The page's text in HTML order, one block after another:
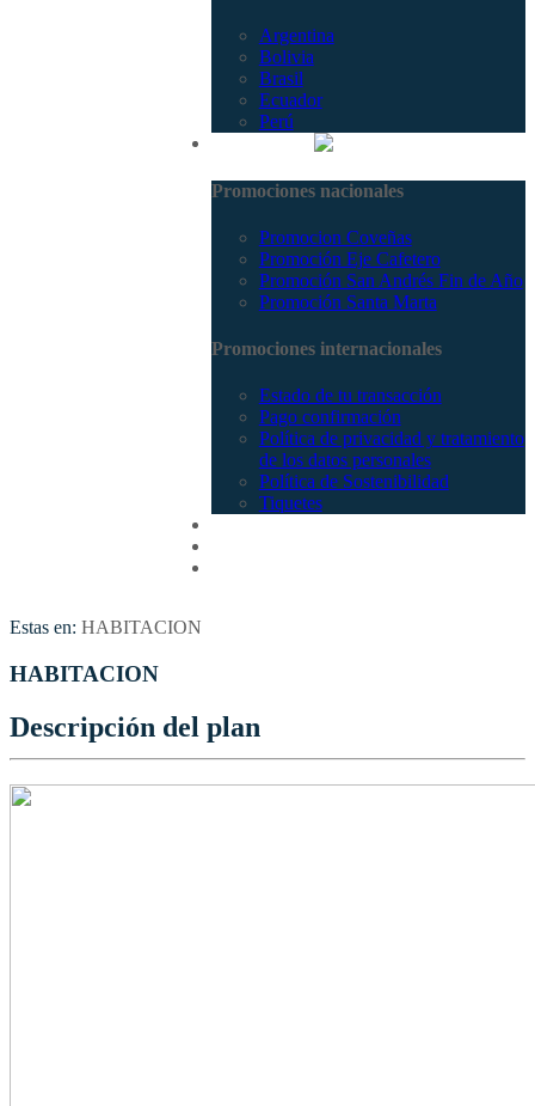
Argentina
Bolivia
Brasil
Ecuador
Perú
Promociones nacionales
Promocion Coveñas
Promoción Eje Cafetero
Promoción San Andrés Fin de Año
Promoción Santa Marta
Promociones internacionales
Estado de tu transacción
Pago confirmación
Política de privacidad y tratamiento
de los datos personales
Política de Sostenibilidad
Tiquetes
Estas en: HABITACION
HABITACION
Descripción del plan